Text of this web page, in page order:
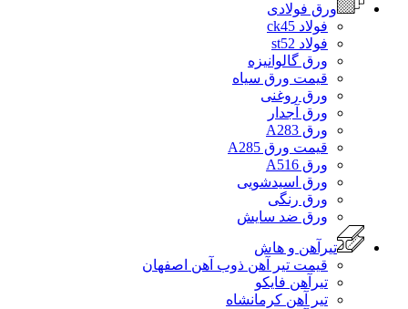
ورق فولادی
فولاد ck45
فولاد st52
ورق گالوانیزه
قیمت ورق سیاه
ورق روغنی
ورق آجدار
ورق A283
قیمت ورق A285
ورق A516
ورق اسیدشویی
ورق رنگی
ورق ضد سایش
تیرآهن و هاش
قیمت تیر آهن ذوب آهن اصفهان
تیرآهن فایکو
تیر آهن کرمانشاه